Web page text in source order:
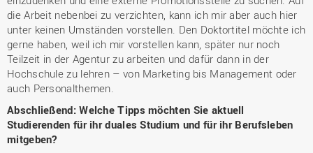
die Arbeit nebenbei zu verzichten, kann ich mir aber auch hier
unter keinen Umständen vorstellen. Den Doktortitel möchte ich
gerne haben, weil ich mir vorstellen kann, später nur noch
Teilzeit in der Agentur zu arbeiten und dafür dann in der
Hochschule zu lehren – von Marketing bis Management oder
auch Personalthemen.
Abschließend: Welche Tipps möchten Sie aktuell
Studierenden für ihr duales Studium und für ihr Berufsleben
mitgeben?